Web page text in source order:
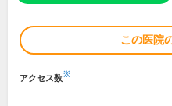
この医院
アクセス数※